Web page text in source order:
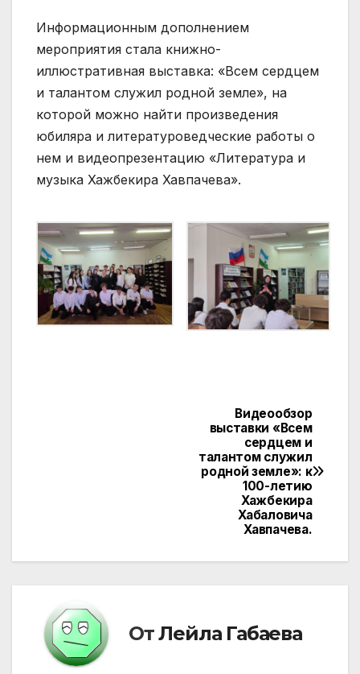
Информационным дополнением
мероприятия стала книжно-
иллюстративная выставка: «Всем сердцем
и талантом служил родной земле», на
которой можно найти произведения
юбиляра и литературоведческие работы о
нем и видеопрезентацию «Литература и
музыка Хажбекира Хавпачева».
Видеообзор
выставки «Всем
сердцем и
талантом служил
родной земле»: к
100-летию
Хажбекира
Хабаловича
Хавпачева.
ОтЛейла Габаева